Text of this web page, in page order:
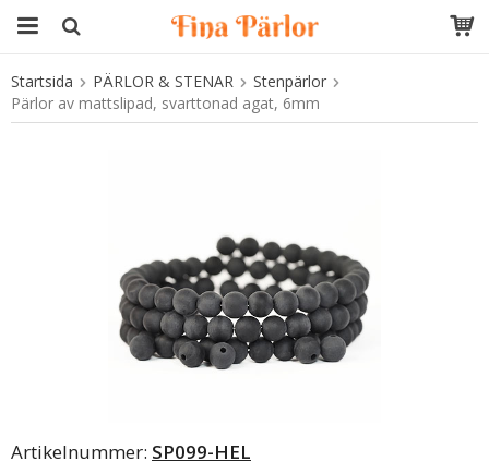
Produkten har blivit tillagd i varukorgen
Startsida PÄRLOR & STENAR
Stenpärlor
Pärlor av mattslipad, svarttonad agat, 6mm
Artikelnummer: SP099-HEL